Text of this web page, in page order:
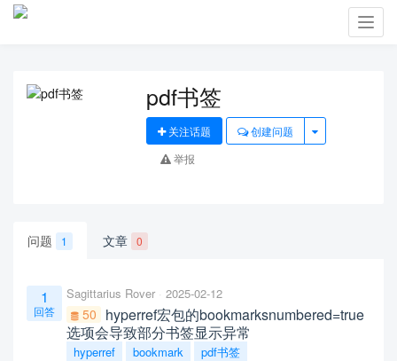
pdf书签
关注话题
创建问题
举报
问题 1 文章 0
1
回答
Sagittarius Rover 2025-02-12
50 hyperref宏包的bookmarksnumbered=true
选项会导致部分书签显示异常
hyperref bookmark pdf书签